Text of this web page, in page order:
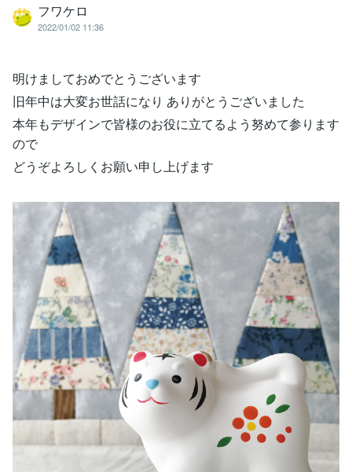
フワケロ
2022/01/02 11:36
明けましておめでとうございます
旧年中は大変お世話になり ありがとうございました
本年もデザインで皆様のお役に立てるよう努めて参ります
ので
どうぞよろしくお願い申し上げます